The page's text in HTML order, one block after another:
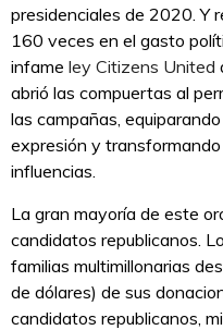
presidenciales de 2020. Y
160 veces en el gasto
infame ley Citizens United
abrió las compuertas al
las campañas,
expresión y
influencias.
La gran mayoría de este
candidatos republicanos.
familias multimillonarias
de dólares) de sus
candidatos republicanos,